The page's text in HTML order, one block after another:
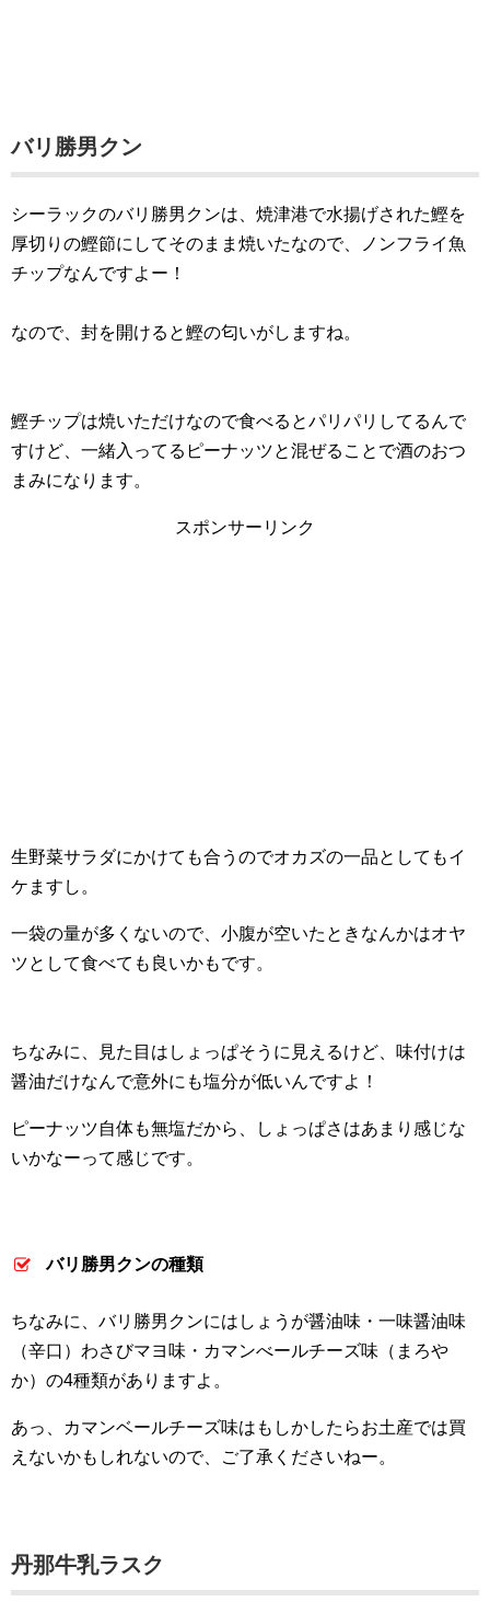
バリ勝男クン
シーラックのバリ勝男クンは、焼津港で水揚げされた鰹を
厚切りの鰹節にしてそのまま焼いたなので、ノンフライ魚
チップなんですよー！
なので、封を開けると鰹の匂いがしますね。
鰹チップは焼いただけなので食べるとパリパリしてるんで
すけど、一緒入ってるピーナッツと混ぜることで酒のおつ
まみになります。
スポンサーリンク
生野菜サラダにかけても合うのでオカズの一品としてもイ
ケますし。
一袋の量が多くないので、小腹が空いたときなんかはオヤ
ツとして食べても良いかもです。
ちなみに、見た目はしょっぱそうに見えるけど、味付けは
醤油だけなんで意外にも塩分が低いんですよ！
ピーナッツ自体も無塩だから、しょっぱさはあまり感じな
いかなーって感じです。
バリ勝男クンの種類
ちなみに、バリ勝男クンにはしょうが醤油味・一味醤油味
（辛口）わさびマヨ味・カマンべールチーズ味（まろや
か）の4種類がありますよ。
あっ、カマンベールチーズ味はもしかしたらお土産では買
えないかもしれないので、ご了承くださいねー。
丹那牛乳ラスク